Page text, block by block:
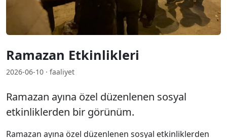
Ramazan Etkinlikleri
2026-06-10 · faaliyet
Ramazan ayına özel düzenlenen sosyal
etkinliklerden bir görünüm.
Ramazan ayına özel düzenlenen sosyal etkinliklerden